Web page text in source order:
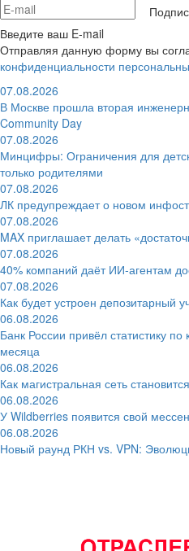
Введите ваш E-mail
Отправляя данную форму вы
конфиденциальности
07.08.2026
В Москве прошла вторая
Community Day
07.08.2026
Минцифры: Ограничения для
только родителями
07.08.2026
ЛК предупреждает о новом
07.08.2026
MAX приглашает делать
07.08.2026
40% компаний даёт ИИ‑агентам
07.08.2026
Как будет устроен депозитарный
06.08.2026
Банк России привёл статистику по
месяца
06.08.2026
Как магистральная сеть
06.08.2026
У Wildberries появится свой
06.08.2026
Новый раунд РКН vs. VPN: